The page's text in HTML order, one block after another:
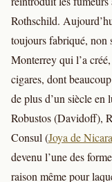
Rothschild.
toujours fabriqué, non
Monterrey qui l’a
cigares, dont
de plus d’un siècle en
Robustos (Davidoff),
Consul (Joya de
devenu l’une des
raison même pour